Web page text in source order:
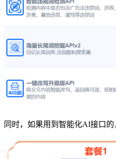
同时，如果用到智能化AI接口的